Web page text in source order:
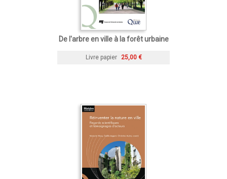
De l'arbre en ville à la forêt urbaine
Livre papier 25,00 €